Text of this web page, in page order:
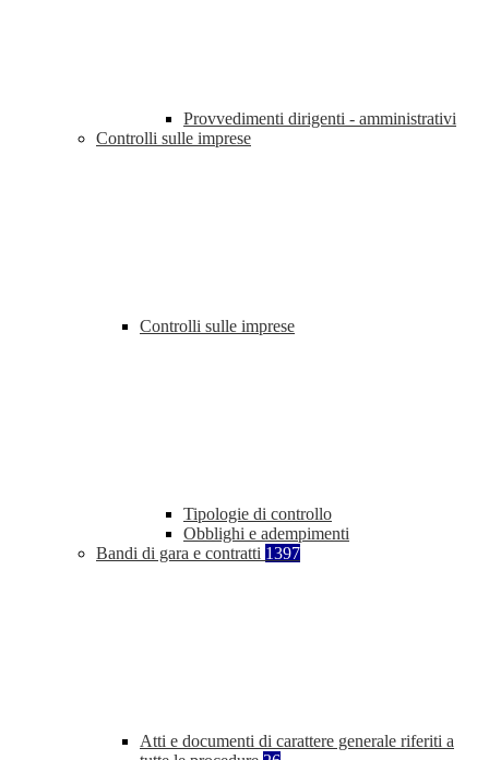
Provvedimenti dirigenti - amministrativi
Controlli sulle imprese
Controlli sulle imprese
Tipologie di controllo
Obblighi e adempimenti
Bandi di gara e contratti 1397
Atti e documenti di carattere generale riferiti a